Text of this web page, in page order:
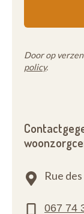
Door op
policy.
Rue